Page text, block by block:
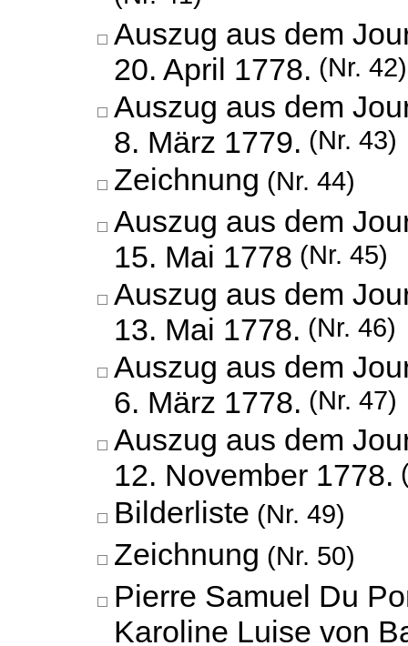
Auszug aus dem
20. April 1778. (Nr. 42)
Auszug aus dem
8. März 1779. (Nr. 43)
Zeichnung (Nr. 44)
Auszug aus dem
15. Mai 1778 (Nr. 45)
Auszug aus dem
13. Mai 1778. (Nr. 46)
Auszug aus dem
6. März 1778. (Nr. 47)
Auszug aus dem
12. November 1778.
Bilderliste (Nr. 49)
Zeichnung (Nr. 50)
Pierre Samuel Du
Karoline Luise von